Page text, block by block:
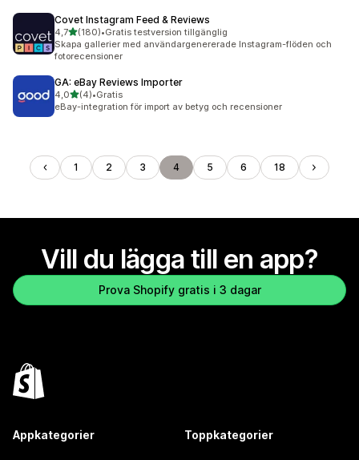
Covet Instagram Feed & Reviews
4,7av 5 stjärnor
(180)
180 recensioner totalt
•Gratis testversion tillgänglig
Skapa gallerier med användargenererade Instagram-flöden och
fotorecensioner
GA: eBay Reviews Importer
4,0av 5 stjärnor
(4)
4 recensioner totalt
•Gratis
eBay-integration för import av betyg och recensioner
1 2 3 4 5 6 18
Vill du lägga till en app?
Prova Shopify gratis i 3 dagar
Appkategorier Toppkategorier